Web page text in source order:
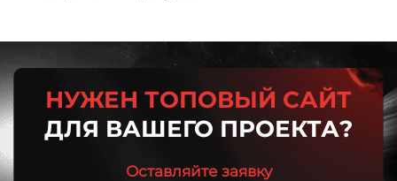
НУЖЕН ТОПОВЫЙ САЙТ
ДЛЯ ВАШЕГО ПРОЕКТА?
Оставляйте заявку